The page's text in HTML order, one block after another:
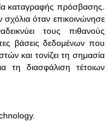
καταγραφής πρόσβασης.
όταν επικοινώνησε
τους πιθανούς
βάσεις δεδομένων που
και τονίζει τη σημασία
τη διασφάλιση τέτοιων